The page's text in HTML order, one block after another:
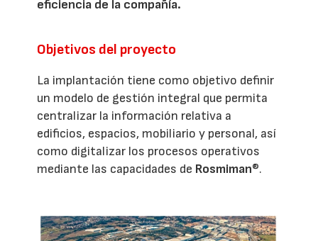
eficiencia de la compañía.
Objetivos del proyecto
La implantación tiene como objetivo definir
un modelo de gestión integral que permita
centralizar la información relativa a
edificios, espacios, mobiliario y personal, así
como digitalizar los procesos operativos
mediante las capacidades de Rosmiman®.